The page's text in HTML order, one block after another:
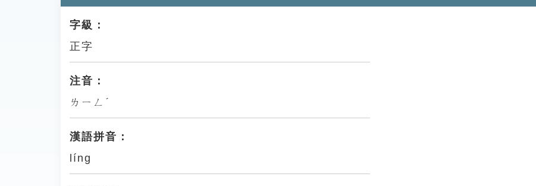
字級：
正字
注音：
ㄌㄧㄥˊ
漢語拼音：
líng